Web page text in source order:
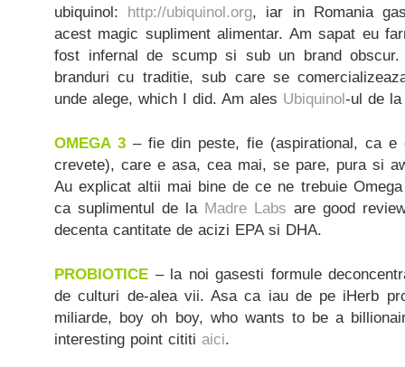
ubiquinol: http://ubiquinol.org, iar in Romania
acest magic supliment alimentar. Am sapat eu
fost infernal de scump si sub un brand
branduri cu traditie, sub care se
unde alege, which I did. Am ales Ubiquinol-ul de
OMEGA 3– fie din peste, fie (aspirational, ca e
crevete), care e asa, cea mai, se pare, pura si
Au explicat altii mai bine de ce ne trebuie
ca suplimentul de la Madre Labs are good
decenta cantitate de acizi EPA si DHA.
PROBIOTICE – la noi gasesti formule
de culturi de-alea vii. Asa ca iau de pe iHerb
miliarde, boy oh boy, who wants to be a
interesting point cititi aici.